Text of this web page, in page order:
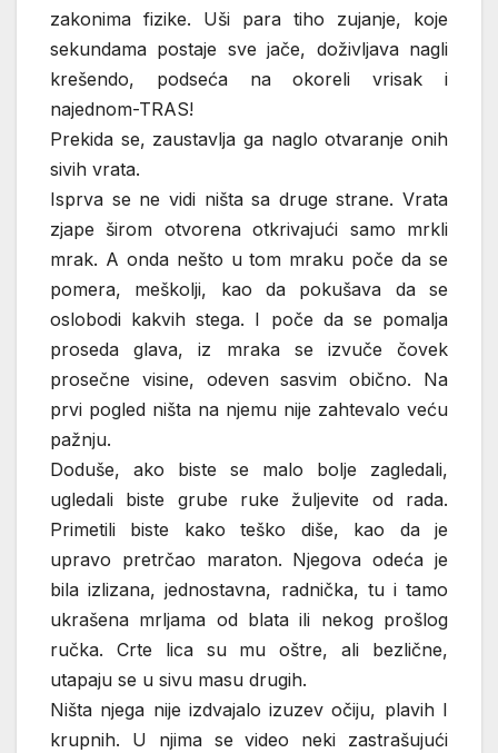
zakonima fizike. Uši para tiho zujanje, koje
sekundama postaje sve jače, doživljava nagli
krešendo, podseća na okoreli vrisak i
najednom-TRAS!
Prekida se, zaustavlja ga naglo otvaranje onih
sivih vrata.
Isprva se ne vidi ništa sa druge strane. Vrata
zjape širom otvorena otkrivajući samo mrkli
mrak. A onda nešto u tom mraku poče da se
pomera, meškolji, kao da pokušava da se
oslobodi kakvih stega. I poče da se pomalja
proseda glava, iz mraka se izvuče čovek
prosečne visine, odeven sasvim obično. Na
prvi pogled ništa na njemu nije zahtevalo veću
pažnju.
Doduše, ako biste se malo bolje zagledali,
ugledali biste grube ruke žuljevite od rada.
Primetili biste kako teško diše, kao da je
upravo pretrčao maraton. Njegova odeća je
bila izlizana, jednostavna, radnička, tu i tamo
ukrašena mrljama od blata ili nekog prošlog
ručka. Crte lica su mu oštre, ali bezlične,
utapaju se u sivu masu drugih.
Ništa njega nije izdvajalo izuzev očiju, plavih I
krupnih. U njima se video neki zastrašujući